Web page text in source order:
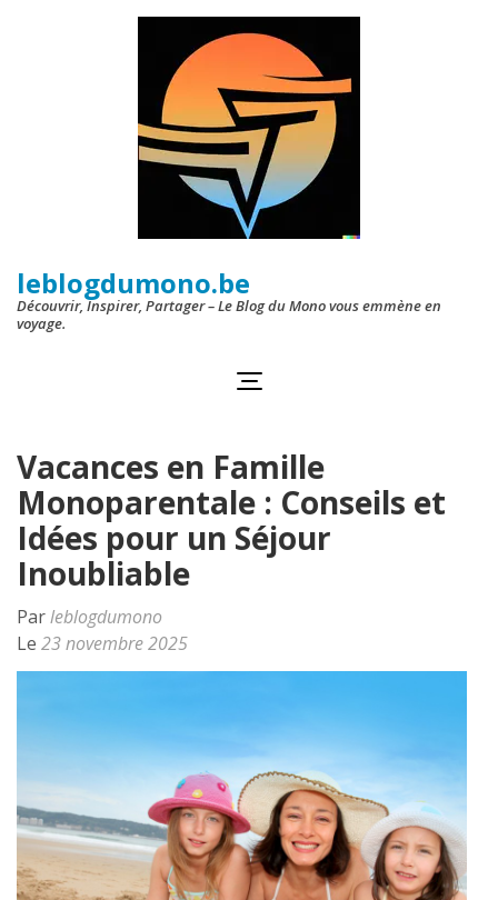
leblogdumono.be
Découvrir, Inspirer, Partager – Le Blog du Mono vous emmène en
voyage.
Vacances en Famille
Monoparentale : Conseils et
Idées pour un Séjour
Inoubliable
Parleblogdumono
Le 23 novembre 2025